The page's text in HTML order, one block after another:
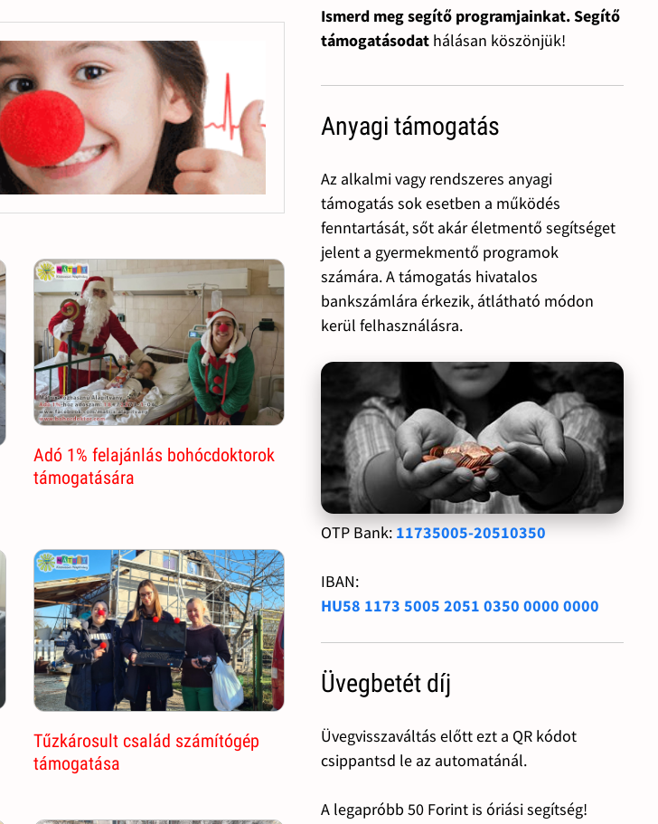
Adó 1% felajánlás bohócdoktorok
támogatására
Tűzkárosult család számítógép
támogatása
Ismerd meg segítő programjainkat. Segítő
támogatásodat hálásan köszönjük!
Anyagi támogatás
Az alkalmi vagy rendszeres anyagi
támogatás sok esetben a működés
fenntartását, sőt akár életmentő segítséget
jelent a gyermekmentő programok
számára. A támogatás hivatalos
bankszámlára érkezik, átlátható módon
kerül felhasználásra.
OTP Bank: 11735005-20510350
IBAN:
HU58 1173 5005 2051 0350 0000 0000
Üvegbetét díj
Üvegvisszaváltás előtt ezt a QR kódot
csippantsd le az automatánál.
A legapróbb 50 Forint is óriási segítség!